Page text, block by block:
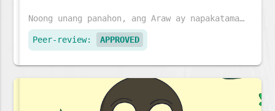
Noong unang panahon, ang Araw ay napakatamad, at ang Buwan at mga tala ay kinailangan magtrabaho ng husto. Kaya, mayroon lamang ay gabi. Pumayag kaya ang Araw na sumikat sa umaga?
Peer-review: APPROVED